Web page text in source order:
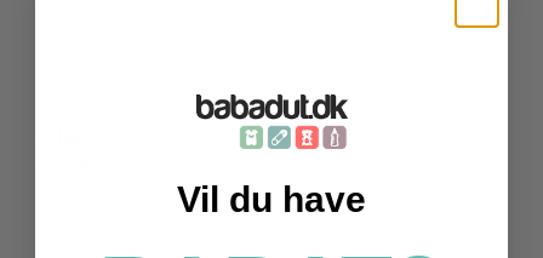
Spisetid
Tudkopper og krus
Vil du have